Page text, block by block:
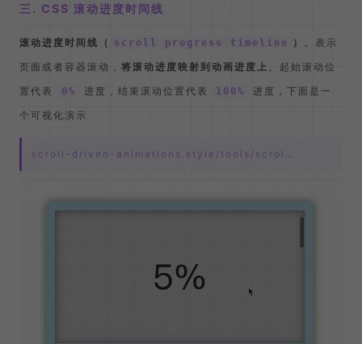
三. CSS 滚动进度时间线
滚动进度时间线（ scroll progress timeline ）
。表示
页面或者容器滚动， 将滚动进度映射到动画进度上
。起始滚动位
置代表
0% 进度，结束滚动位置代表 100%
进度，下面是一
个可视化演示
scroll-driven-animations.style/tools/scrol…